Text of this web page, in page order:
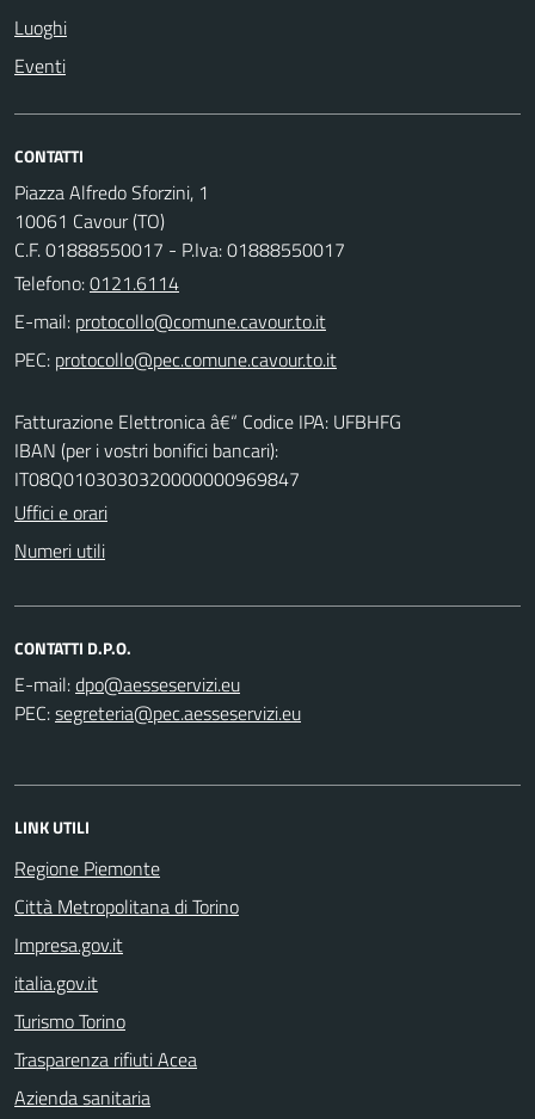
Luoghi
Eventi
CONTATTI
Piazza Alfredo Sforzini, 1
10061 Cavour (TO)
C.F. 01888550017 - P.Iva: 01888550017
Telefono:0121.6114
E-mail:
PEC:
Fatturazione Elettronica â€“ Codice IPA: UFBHFG
IBAN (per i vostri bonifici bancari):
IT08Q0103030320000000969847
Uffici e orari
Numeri utili
CONTATTI D.P.O.
E-mail:
PEC:
LINK UTILI
Regione Piemonte
Città Metropolitana di Torino
Impresa.gov.it
italia.gov.it
Turismo Torino
Trasparenza rifiuti Acea
Azienda sanitaria